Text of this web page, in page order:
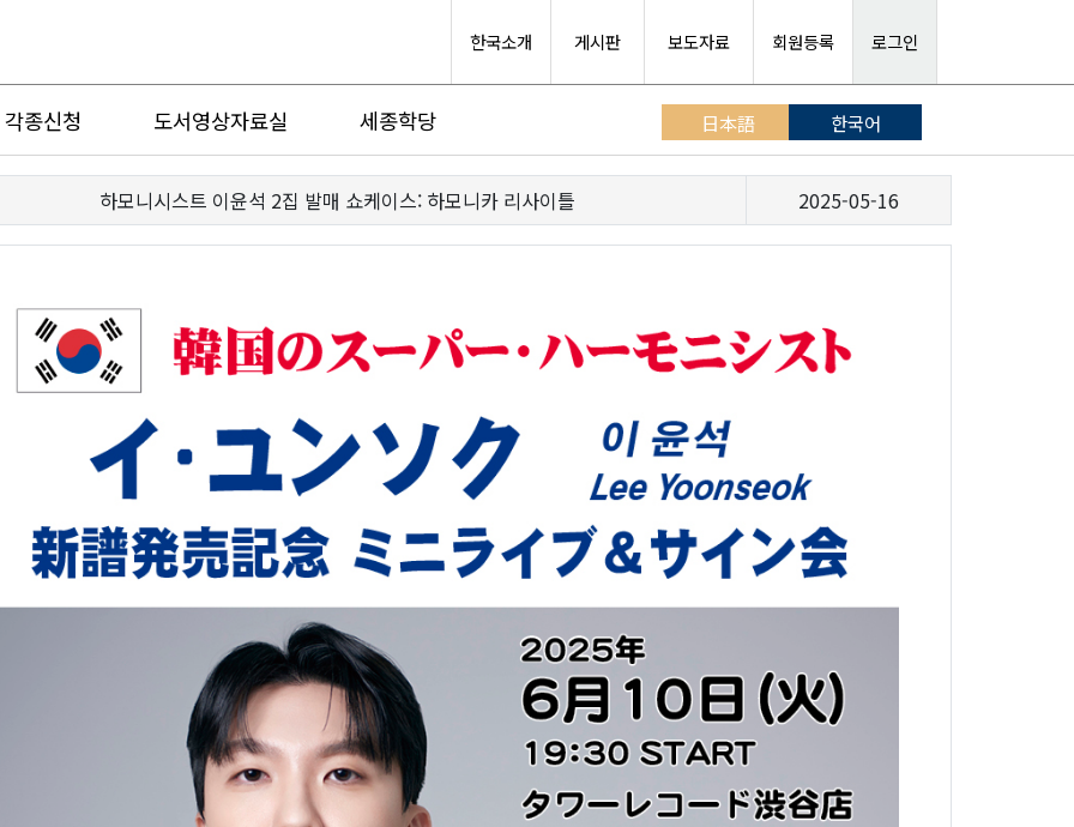
한국소개 게시판 보도자료 회원등록 로그인
각종신청 도서영상자료실 세종학당 日本語 한국어
하모니시스트 이윤석 2집 발매 쇼케이스: 하모니카 리사이틀 2025-05-16